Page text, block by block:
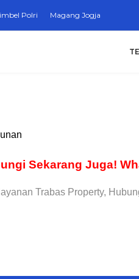
Polri Magang Jogja
Sekarang Juga!
Trabas Property,